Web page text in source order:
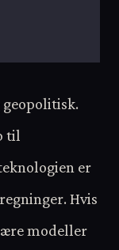
geopolitisk.
til
er
Hvis
modeller